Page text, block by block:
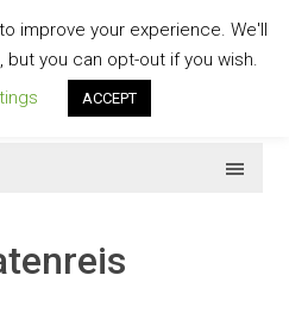
improve your experience. We'll
but you can opt-out if you wish.
ACCEPT